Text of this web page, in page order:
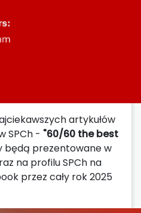
artykułów
SPCh - "60/60 the best
będą prezentowane w
na profilu SPCh na
przez cały rok 2025